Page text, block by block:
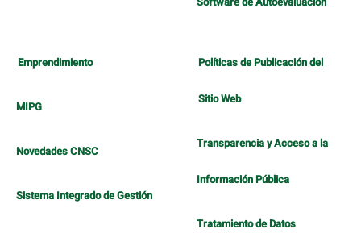
Emprendimiento
MIPG
Novedades CNSC
Sistema Integrado de Gestión
Políticas de Publicación del
Sitio Web
Transparencia y Acceso a la
Información Pública
Tratamiento de Datos